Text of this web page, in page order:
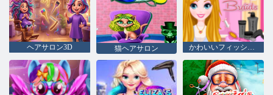
ヘアサロン3D 猫ヘアサロン かわいいフィッシュテイルブレイド